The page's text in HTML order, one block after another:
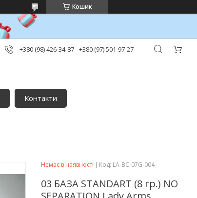
Кошик
+380 (98) 426-34-87 +380 (97) 501-97-27
Контакти
Немає в наявності Код: LA-BC-07G-004
03 БАЗА STANDART (8 гр.) NO